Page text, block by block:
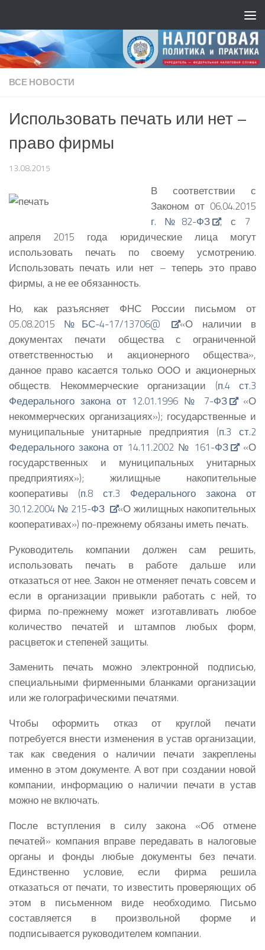
ВСЕ НОВОСТИ
Использовать печать или нет –
право фирмы
13.08.2015
В соответствии с
Законом от 06.04.2015
г. №82-ФЗ
, с 7
апреля 2015 года юридические лица могут
использовать печать по своему усмотрению.
Использовать печать или нет – теперь это право
фирмы, а не ее обязанность.
Но, как разъясняет ФНС России письмом от
05.08.2015 №БС-4-17/13706@
«О наличии в
документах печати общества с ограниченной
ответственностью и акционерного общества»,
данное право касается только ООО и акционерных
обществ. Некоммерческие организации (п.4 ст.3
Федерального закона от 12.01.1996 № 7-ФЗ
«О
некоммерческих организациях»); государственные и
муниципальные унитарные предприятия (п.3 ст.2
Федерального закона от 14.11.2002 № 161-ФЗ
«О
государственных и муниципальных унитарных
предприятиях»); жилищные накопительные
кооперативы (п.8 ст.3 Федерального закона от
30.12.2004 № 215-ФЗ
«О жилищных накопительных
кооперативах») по-прежнему обязаны иметь печать.
Руководитель компании должен сам решить,
использовать печать в работе дальше или
отказаться от нее. Закон не отменяет печать совсем и
если в организации привыкли работать с ней, то
фирма по-прежнему может изготавливать любое
количество печатей и штампов любых форм,
расцветок и степеней защиты.
Заменить печать можно электронной подписью,
специальными фирменными бланками организации
или же голографическими печатями.
Чтобы оформить отказ от круглой печати
потребуется внести изменения в устав организации,
так как сведения о наличии печати закреплены
именно в этом документе. А вот при создании новой
компании, информацию о наличии печати в устав
можно не включать.
После вступления в силу закона «Об отмене
печатей» компания вправе передавать в налоговые
органы и фонды любые документы без печати.
Единственно условие, если фирма решила
отказаться от печати, то известить проверяющих об
этом в письменном виде необходимо. Письмо
составляется в произвольной форме и
подписывается руководителем компании.